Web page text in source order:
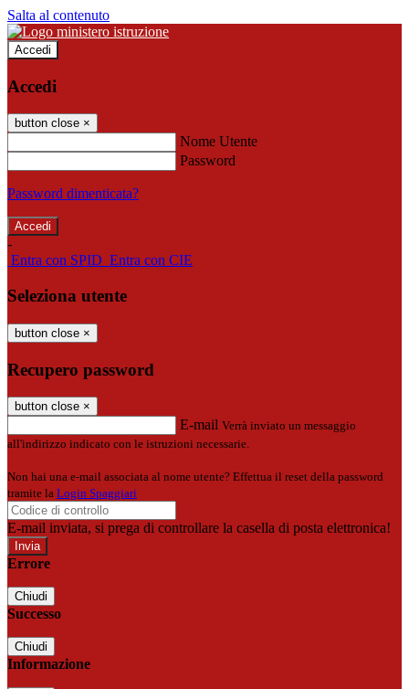
Salta al contenuto
Accedi
Accedi
button close ×
Nome Utente
Password
Password dimenticata?
-
Entra con SPID Entra con CIE
Seleziona utente
button close ×
Recupero password
button close ×
E-mail Verrà inviato un messaggio
all'indirizzo indicato con le istruzioni necessarie.
Non hai una e-mail associata al nome utente? Effettua il reset della password
tramite la Login Spaggiari
E-mail inviata, si prega di controllare la casella di posta elettronica!
Errore
Chiudi
Successo
Chiudi
Informazione